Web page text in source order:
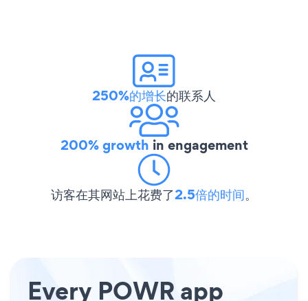
250%的增长的联系人
200% growth in engagement
访客在其网站上花费了2.5倍的时间。
Every POWR app